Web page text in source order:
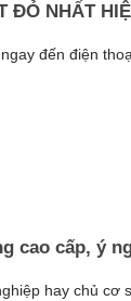
ĐỎ NHẤT
đến điện
cao cấp, ý
hay chủ cơ